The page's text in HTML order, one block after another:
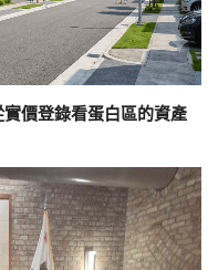
價登錄看蛋白區的資產